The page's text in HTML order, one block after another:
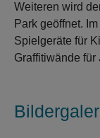
Weiteren wird
Park geöffnet.
Spielgeräte für
Graffitiwände